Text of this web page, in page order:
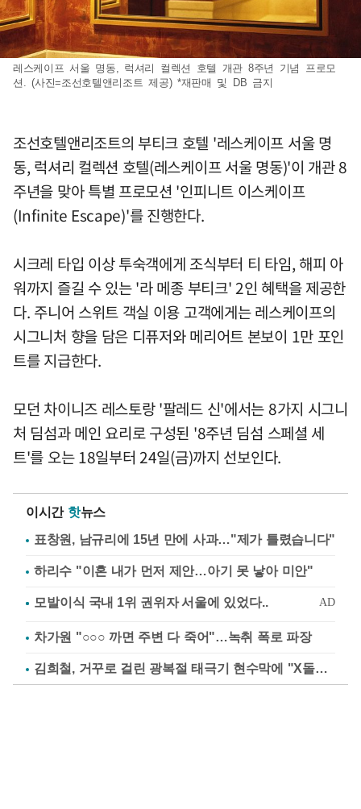
레스케이프 서울 명동, 럭셔리 컬렉션 호텔 개관 8주년 기념 프로모
션. (사진=조선호텔앤리조트 제공) *재판매 및 DB 금지
조선호텔앤리조트의 부티크 호텔 '레스케이프 서울 명
동, 럭셔리 컬렉션 호텔(레스케이프 서울 명동)'이 개관 8
주년을 맞아 특별 프로모션 '인피니트 이스케이프
(Infinite Escape)'를 진행한다.
시크레 타입 이상 투숙객에게 조식부터 티 타임, 해피 아
워까지 즐길 수 있는 '라 메종 부티크' 2인 혜택을 제공한
다. 주니어 스위트 객실 이용 고객에게는 레스케이프의
시그니처 향을 담은 디퓨저와 메리어트 본보이 1만 포인
트를 지급한다.
모던 차이니즈 레스토랑 '팔레드 신'에서는 8가지 시그니
처 딤섬과 메인 요리로 구성된 '8주년 딤섬 스페셜 세
트'를 오는 18일부터 24일(금)까지 선보인다.
이시간 핫뉴스
표창원, 남규리에 15년 만에 사과…"제가 틀렸습니다"
하리수 "이혼 내가 먼저 제안…아기 못 낳아 미안"
차가원 "○○○ 까면 주변 다 죽어"…녹취 폭로 파장
김희철, 거꾸로 걸린 광복절 태극기 현수막에 "X돌았네"